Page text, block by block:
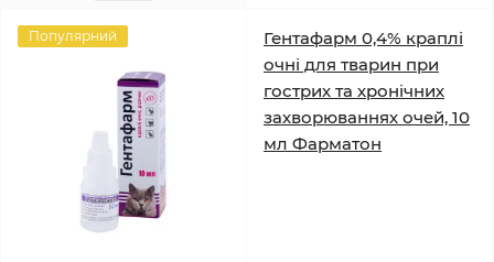
Популярний
Гентафарм 0,4% краплі
очні для тварин при
гострих та хронічних
захворюваннях очей, 10
мл Фарматон